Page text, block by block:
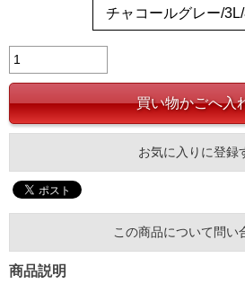
お気に入りに登録
この商品について問い
商品説明